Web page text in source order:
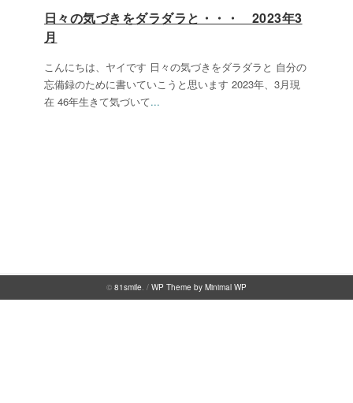
日々の気づきをダラダラと・・・ 2023年3
月
こんにちは、ヤイです 日々の気づきをダラダラと 自分の
忘備録のために書いていこうと思います 2023年、3月現
在 46年生きて気づいて...
© 81smile. / WP Theme by Minimal WP